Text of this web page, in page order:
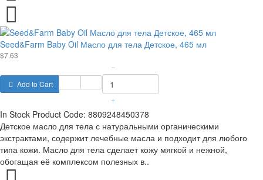
Seed&Farm Baby Oil Масло для тела Детское, 465 мл
$7.63
Add to Cart
–
+
In Stock Product Code: 8809248450378
Детское масло для тела с натуральными органическими
экстрактами, содержит лечебные масла и подходит для любого
типа кожи. Масло для тела сделает кожу мягкой и нежной,
обогащая её комплексом полезных в..